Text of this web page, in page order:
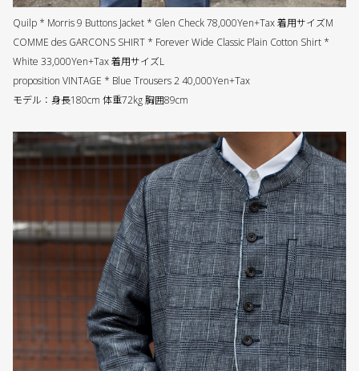
Quilp * Morris 9 Buttons Jacket * Glen Check 78,000Yen+Tax 着用サイズM
COMME des GARCONS SHIRT * Forever Wide Classic Plain Cotton Shirt *
White 33,000Yen+Tax 着用サイズL
proposition VINTAGE * Blue Trousers 2 40,000Yen+Tax
モデル：身長180cm 体重72kg 胸囲89cm